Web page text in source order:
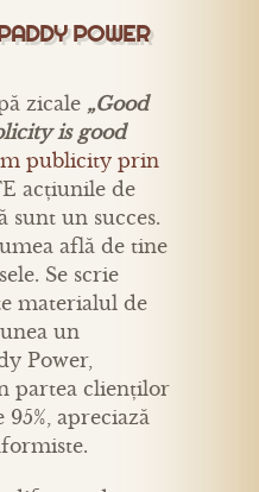
POWER
zicale „Good
is good
publicity prin
acțiunile de
sunt un succes.
află de tine
Se scrie
materialul de
un
Power,
partea clienților
apreciază